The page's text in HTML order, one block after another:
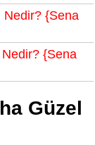
Nedir? {Sena
{Sena
Güzel